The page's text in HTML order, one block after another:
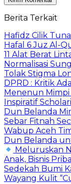
Berita Terkait
Hafidz Cilik
Hafal 6 Juz Al-
11 Alat Berat
Normalisasi
Tolak Stigma
DPRD : Kritik
Menenun
Inspiratif
Dun Belanda
Sebar Fitnah
Wabup Aceh
Dun Belanda
Meluruskan
Anak, Bisnis
Sedekah Bumi
Wayang Kulit